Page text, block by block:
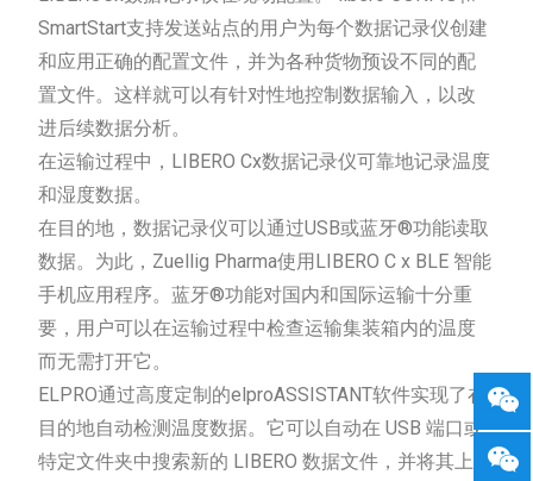
SmartStart支持发送站点的用户为每个数据记录仪创建
和应用正确的配置文件，并为各种货物预设不同的配
置文件。这样就可以有针对性地控制数据输入，以改
进后续数据分析。
在运输过程中，LIBERO Cx数据记录仪可靠地记录温度
和湿度数据。
在目的地，数据记录仪可以通过USB或蓝牙®功能读取
数据。为此，Zuellig Pharma使用LIBERO C x BLE 智能
手机应用程序。蓝牙®功能对国内和国际运输十分重
要，用户可以在运输过程中检查运输集装箱内的温度
而无需打开它。
ELPRO通过高度定制的elproASSISTANT软件实现了在
目的地自动检测温度数据。它可以自动在 USB 端口或
特定文件夹中搜索新的 LIBERO 数据文件，并将其上传